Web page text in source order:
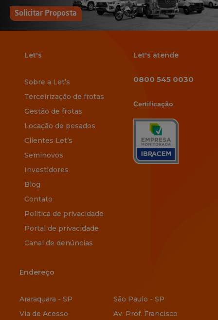
Solicitar Proposta
Let's
Sobre a Let’s
Terceirização de frotas
Gestão de frotas
Locação de pesados
Clientes Let’s
Seminovos
Investidores
Blog
Contato
Política de privacidade
Portal de privacidade
Canal de denúncias
Let's atende
0800 545 0030
Certificação
Endereço
Araraquara - SP
Via de Acesso
São Paulo - SP
Av. Prof. Francisco